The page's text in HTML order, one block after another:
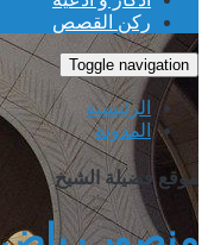
ركن القصص
Toggle navigation
الرئيسية
المدونة
موقع فضيلة الشيخ